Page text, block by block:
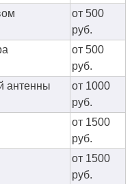
от 500
руб.
от 500
руб.
антенны
от 1000
руб.
от 1500
руб.
от 1500
руб.